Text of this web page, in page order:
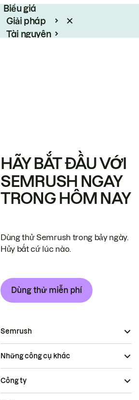
Biểu giá
Giải pháp
Tài nguyên
HÃY BẮT ĐẦU VỚI
SEMRUSH NGAY
TRONG HÔM NAY
Dùng thử Semrush trong bảy ngày.
Hủy bất cứ lúc nào.
Dùng thử miễn phí
Semrush
Những công cụ khác
Công ty